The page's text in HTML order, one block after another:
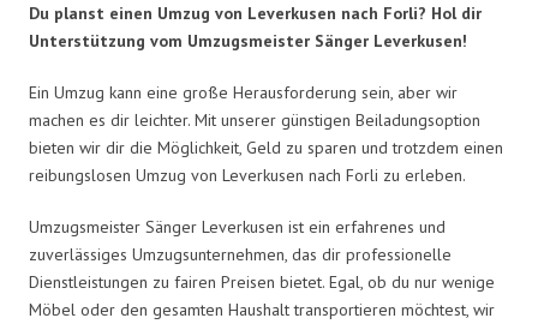
Du planst einen Umzug von Leverkusen nach Forli? Hol dir
Unterstützung vom Umzugsmeister Sänger Leverkusen!
Ein Umzug kann eine große Herausforderung sein, aber wir
machen es dir leichter. Mit unserer günstigen Beiladungsoption
bieten wir dir die Möglichkeit, Geld zu sparen und trotzdem einen
reibungslosen Umzug von Leverkusen nach Forli zu erleben.
Umzugsmeister Sänger Leverkusen ist ein erfahrenes und
zuverlässiges Umzugsunternehmen, das dir professionelle
Dienstleistungen zu fairen Preisen bietet. Egal, ob du nur wenige
Möbel oder den gesamten Haushalt transportieren möchtest, wir